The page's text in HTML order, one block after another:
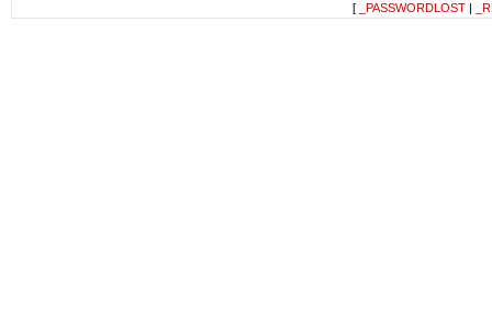
[ _PASSWORDLOST |